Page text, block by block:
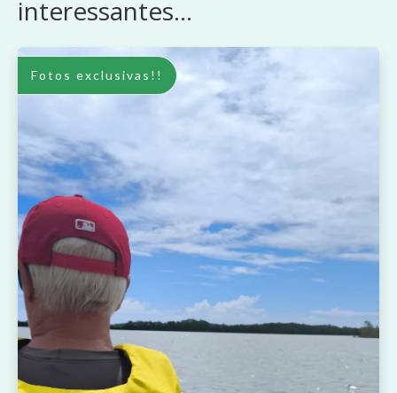
interessantes...
Fotos exclusivas!!